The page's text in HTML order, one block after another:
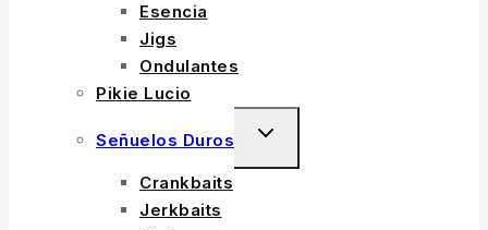
MENU
Esencia
Jigs
Ondulantes
Pikie Lucio
Señuelos Duros
TOGGLE
Crankbaits
Jerkbaits